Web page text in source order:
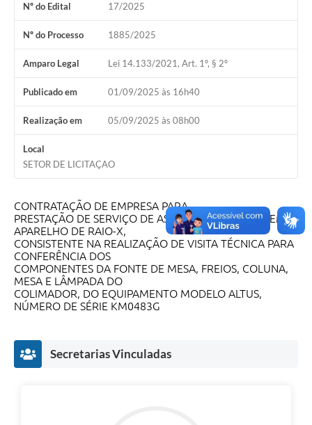
Nº do Edital 17/2025
Nº do Processo 1885/2025
Amparo Legal Lei 14.133/2021, Art. 1º, § 2º
Publicado em 01/09/2025 às 16h40
Realização em 05/09/2025 às 08h00
Local
SETOR DE LICITAÇAO
CONTRATAÇÃO DE EMPRESA PARA
PRESTAÇÃO DE SERVIÇO DE ASSISTÊNCIA TÉCNICA EM
APARELHO DE RAIO-X,
CONSISTENTE NA REALIZAÇÃO DE VISITA TÉCNICA PARA
CONFERÊNCIA DOS
COMPONENTES DA FONTE DE MESA, FREIOS, COLUNA,
MESA E LÂMPADA DO
COLIMADOR, DO EQUIPAMENTO MODELO ALTUS,
NÚMERO DE SÉRIE KM0483G
Secretarias Vinculadas